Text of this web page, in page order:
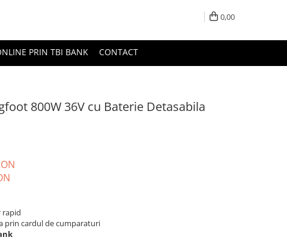
0,00
PRIN TBI BANK CONTACT
800W 36V cu Baterie Detasabila
rapid
prin cardul de cumparaturi